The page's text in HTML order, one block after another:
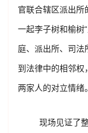
官联合辖区派出所
一起李子树和榆树
庭、派出所、司法
到法律中的相邻权
两家人的对立情绪。
现场见证了